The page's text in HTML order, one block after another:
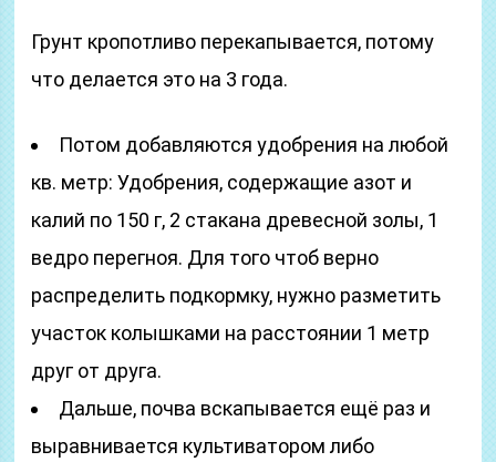
Грунт кропотливо перекапывается, потому
что делается это на 3 года.
Потом добавляются удобрения на любой
кв. метр: Удобрения, содержащие азот и
калий по 150 г, 2 стакана древесной золы, 1
ведро перегноя. Для того чтоб верно
распределить подкормку, нужно разметить
участок колышками на расстоянии 1 метр
друг от друга.
Дальше, почва вскапывается ещё раз и
выравнивается культиватором либо